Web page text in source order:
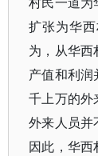
扩张为华
为，从华
产值和利
千上万的外
外来人员并
因此，华